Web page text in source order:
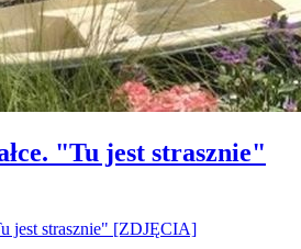
"Tu jest strasznie"